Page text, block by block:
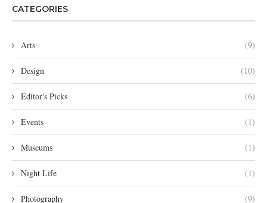
CATEGORIES
Arts (9)
Design (10)
Editor's Picks (6)
Events (1)
Museums (1)
Night Life (1)
Photography (9)